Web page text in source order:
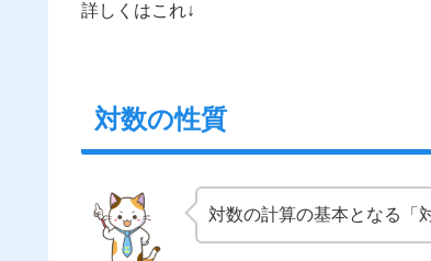
詳しくはこれ↓
対数の性質
対数の計算の基本となる「